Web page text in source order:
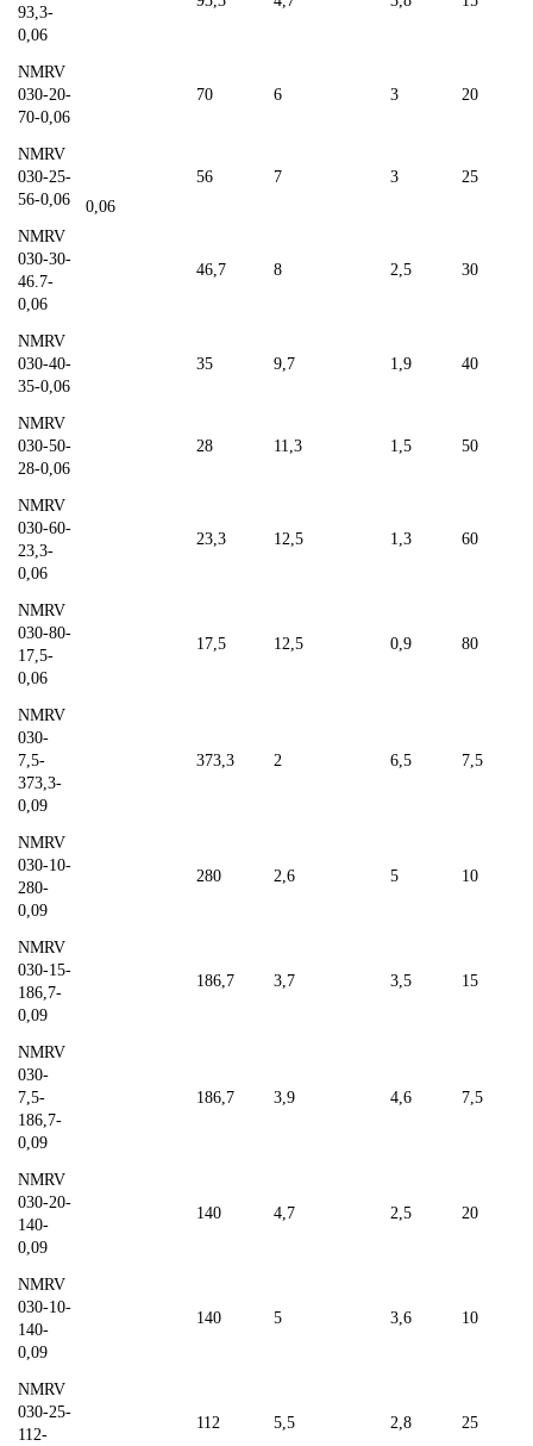
0,06
93,3-
0,06
NMRV
030-20-
70-0,06
70 6 3 20
NMRV
030-25-
56-0,06
56 7 3 25
NMRV
030-30-
46.7-
0,06
46,7 8 2,5 30
NMRV
030-40-
35-0,06
35 9,7 1,9 40
NMRV
030-50-
28-0,06
28 11,3 1,5 50
NMRV
030-60-
23,3-
0,06
23,3 12,5 1,3 60
NMRV
030-80-
17,5-
0,06
17,5 12,5 0,9 80
NMRV
030-
7,5-
373,3-
0,09
373,3 2 6,5 7,5
NMRV
030-10-
280-
0,09
280 2,6 5 10
NMRV
030-15-
186,7-
0,09
186,7 3,7 3,5 15
NMRV
030-
7,5-
186,7-
0,09
186,7 3,9 4,6 7,5
NMRV
030-20-
140-
0,09
140 4,7 2,5 20
NMRV
030-10-
140-
0,09
140 5 3,6 10
NMRV
030-25-
112-
112 5,5 2,8 25